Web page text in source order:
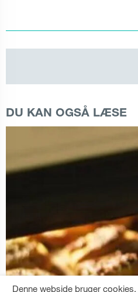
DU KAN OGSÅ LÆSE
Denne webside bruger